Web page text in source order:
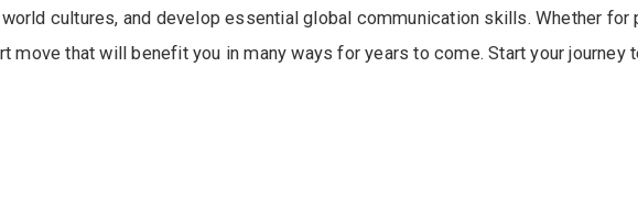
cultures, and develop essential global communication skills. Whether
move that will benefit you in many ways for years to come. Start your journey